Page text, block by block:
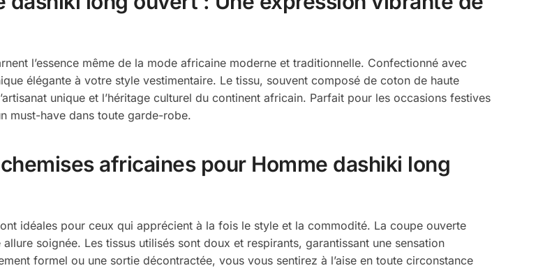
l’essence même de la mode africaine moderne et traditionnelle. Confectionné avec
élégante à votre style vestimentaire. Le tissu, souvent composé de coton de haute
unique et l’héritage culturel du continent africain. Parfait pour les occasions festives
must-have dans toute garde-robe.
africaines pour Homme dashiki long
idéales pour ceux qui apprécient à la fois le style et la commodité. La coupe ouverte
soignée. Les tissus utilisés sont doux et respirants, garantissant une sensation
formel ou une sortie décontractée, vous vous sentirez à l’aise en toute circonstance